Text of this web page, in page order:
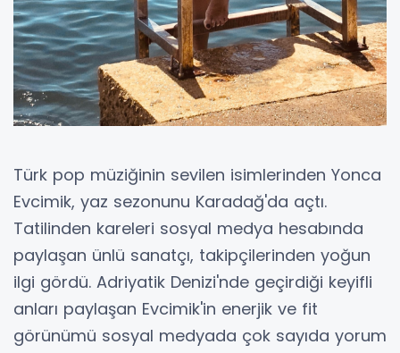
Türk pop müziğinin sevilen isimlerinden Yonca
Evcimik, yaz sezonunu Karadağ'da açtı.
Tatilinden kareleri sosyal medya hesabında
paylaşan ünlü sanatçı, takipçilerinden yoğun
ilgi gördü. Adriyatik Denizi'nde geçirdiği keyifli
anları paylaşan Evcimik'in enerjik ve fit
görünümü sosyal medyada çok sayıda yorum